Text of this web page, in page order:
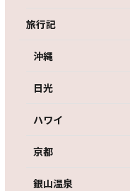
旅行記
沖縄
日光
ハワイ
京都
銀山温泉